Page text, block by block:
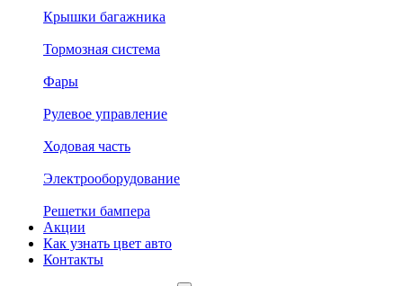
Крышки багажника
Тормозная система
Фары
Рулевое управление
Ходовая часть
Электрооборудование
Решетки бампера
Акции
Как узнать цвет авто
Контакты